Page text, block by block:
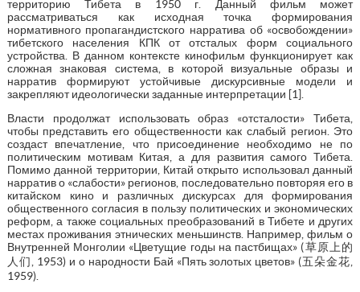
территорию Тибета в 1950 г. Данный фильм может
рассматриваться как исходная точка формирования
нормативного пропагандистского нарратива об «освобождении»
тибетского населения КПК от отсталых форм социального
устройства. В данном контексте кинофильм функционирует как
сложная знаковая система, в которой визуальные образы и
нарратив формируют устойчивые дискурсивные модели и
закрепляют идеологически заданные интерпретации [1].
Власти продолжат использовать образ «отсталости» Тибета,
чтобы представить его общественности как слабый регион. Это
создаст впечатление, что присоединение необходимо не по
политическим мотивам Китая, а для развития самого Тибета.
Помимо данной территории, Китай открыто использовал данный
нарратив о «слабости» регионов, последовательно повторяя его в
китайском кино и различных дискурсах для формирования
общественного согласия в пользу политических и экономических
реформ, а также социальных преобразований в Тибете и других
местах проживания этнических меньшинств. Например, фильм о
Внутренней Монголии «Цветущие годы на пастбищах» (草原上的
人们, 1953) и о народности Бай «Пять золотых цветов» (五朵金花,
1959).